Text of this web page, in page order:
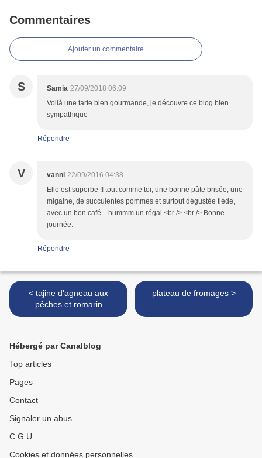
Commentaires
Ajouter un commentaire
S Samia 27/09/2018 06:09
Voilà une tarte bien gourmande, je découvre ce blog bien
sympathique
Répondre
V vanni 22/09/2016 04:38
Elle est superbe !! tout comme toi, une bonne pâte brisée, une
migaine, de succulentes pommes et surtout dégustée tiède,
avec un bon café....hummm un régal.<br /> <br /> Bonne
journée.
Répondre
< tajine d'agneau aux
pêches et romarin
plateau de fromages >
Hébergé par Canalblog
Top articles
Pages
Contact
Signaler un abus
C.G.U.
Cookies et données personnelles